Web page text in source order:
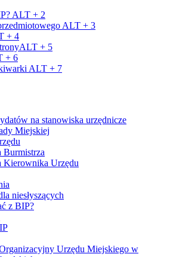
ALT + 2
ALT + 3
+ 4
ALT + 5
+ 6
ALT + 7
na stanowiska urzędnicze
Miejskiej
Burmistrza
Kierownika Urzędu
niesłyszących
z BIP?
Urzędu Miejskiego w